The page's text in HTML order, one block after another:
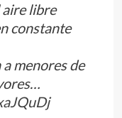
aire libre
constante
menores de